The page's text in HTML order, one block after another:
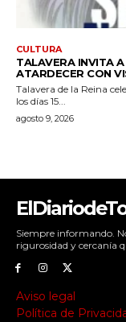
CULTURA
TALAVERA INVITA A
ATARDECER CON
Talavera de la Reina
los días 15...
agosto 9, 2026
Siempre informando.
rigurosidad y cercanía
Aviso legal
Política de